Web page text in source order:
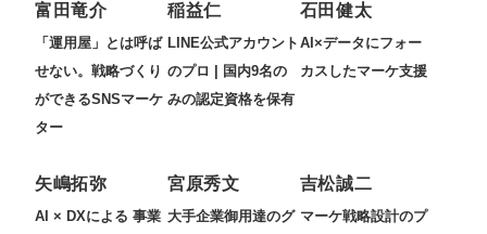
富田竜介
「運用屋」とは呼ば
せない。戦略づくり
ができるSNSマーケ
ター
稲益仁
LINE公式アカウント
のプロ | 国内9名の
みの認定資格を保有
石田健太
AI×データにフォー
カスしたマーケ支援
矢嶋拓弥
AI × DXによる 事業
宮原秀文
大手企業御用達のグ
吉松誠二
マーケ戦略設計のプ